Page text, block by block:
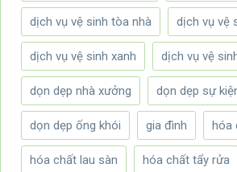
dịch vụ vệ sinh tòa nhà dịch vụ vệ
dịch vụ vệ sinh xanh dịch vụ vệ
dọn dẹp nhà xưởng dọn dẹp sự
dọn dẹp ống khói gia đình hóa
hóa chất lau sàn hóa chất tẩy rửa